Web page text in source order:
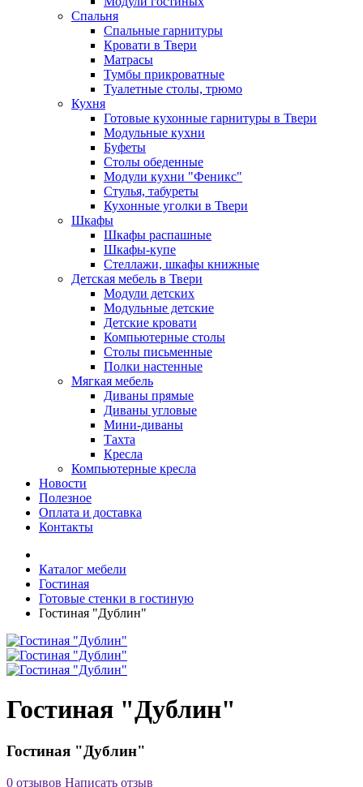
Спальня
Спальные гарнитуры
Кровати в Твери
Матрасы
Тумбы прикроватные
Туалетные столы, трюмо
Кухня
Готовые кухонные гарнитуры в Твери
Модульные кухни
Буфеты
Столы обеденные
Модули кухни "Феникс"
Стулья, табуреты
Кухонные уголки в Твери
Шкафы
Шкафы распашные
Шкафы-купе
Стеллажи, шкафы книжные
Детская мебель в Твери
Модули детских
Модульные детские
Детские кровати
Компьютерные столы
Столы письменные
Полки настенные
Мягкая мебель
Диваны прямые
Диваны угловые
Мини-диваны
Тахта
Кресла
Компьютерные кресла
Новости
Полезное
Оплата и доставка
Контакты
Каталог мебели
Гостиная
Готовые стенки в гостиную
Гостиная "Дублин"
Гостиная "Дублин"
Гостиная "Дублин"
0 отзывов Написать отзыв